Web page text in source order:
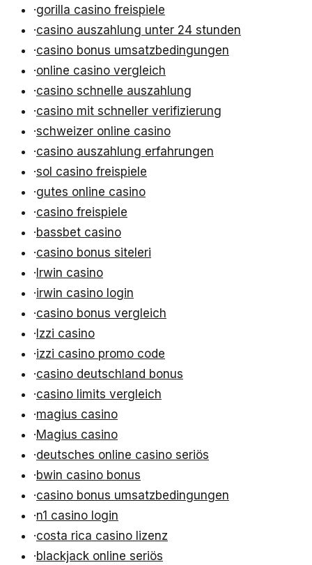
·gorilla casino freispiele
·casino auszahlung unter 24 stunden
·casino bonus umsatzbedingungen
·online casino vergleich
·casino schnelle auszahlung
·casino mit schneller verifizierung
·schweizer online casino
·casino auszahlung erfahrungen
·sol casino freispiele
·gutes online casino
·casino freispiele
·bassbet casino
·casino bonus siteleri
· Irwin casino
·irwin casino login
·casino bonus vergleich
· Izzi casino
·izzi casino promo code
·casino deutschland bonus
·casino limits vergleich
·magius casino
·Magius casino
·deutsches online casino seriös
·bwin casino bonus
·casino bonus umsatzbedingungen
·n1 casino login
·costa rica casino lizenz
·blackjack online seriös